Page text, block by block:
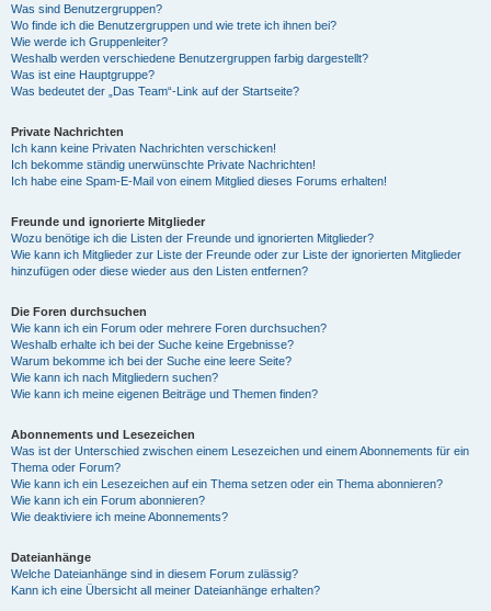
Was sind Benutzergruppen?
Wo finde ich die Benutzergruppen und wie trete ich ihnen bei?
Wie werde ich Gruppenleiter?
Weshalb werden verschiedene Benutzergruppen farbig dargestellt?
Was ist eine Hauptgruppe?
Was bedeutet der „Das Team“-Link auf der Startseite?
Private Nachrichten
Ich kann keine Privaten Nachrichten verschicken!
Ich bekomme ständig unerwünschte Private Nachrichten!
Ich habe eine Spam-E-Mail von einem Mitglied dieses Forums erhalten!
Freunde und ignorierte Mitglieder
Wozu benötige ich die Listen der Freunde und ignorierten Mitglieder?
Wie kann ich Mitglieder zur Liste der Freunde oder zur Liste der ignorierten Mitglieder
hinzufügen oder diese wieder aus den Listen entfernen?
Die Foren durchsuchen
Wie kann ich ein Forum oder mehrere Foren durchsuchen?
Weshalb erhalte ich bei der Suche keine Ergebnisse?
Warum bekomme ich bei der Suche eine leere Seite?
Wie kann ich nach Mitgliedern suchen?
Wie kann ich meine eigenen Beiträge und Themen finden?
Abonnements und Lesezeichen
Was ist der Unterschied zwischen einem Lesezeichen und einem Abonnements für ein
Thema oder Forum?
Wie kann ich ein Lesezeichen auf ein Thema setzen oder ein Thema abonnieren?
Wie kann ich ein Forum abonnieren?
Wie deaktiviere ich meine Abonnements?
Dateianhänge
Welche Dateianhänge sind in diesem Forum zulässig?
Kann ich eine Übersicht all meiner Dateianhänge erhalten?